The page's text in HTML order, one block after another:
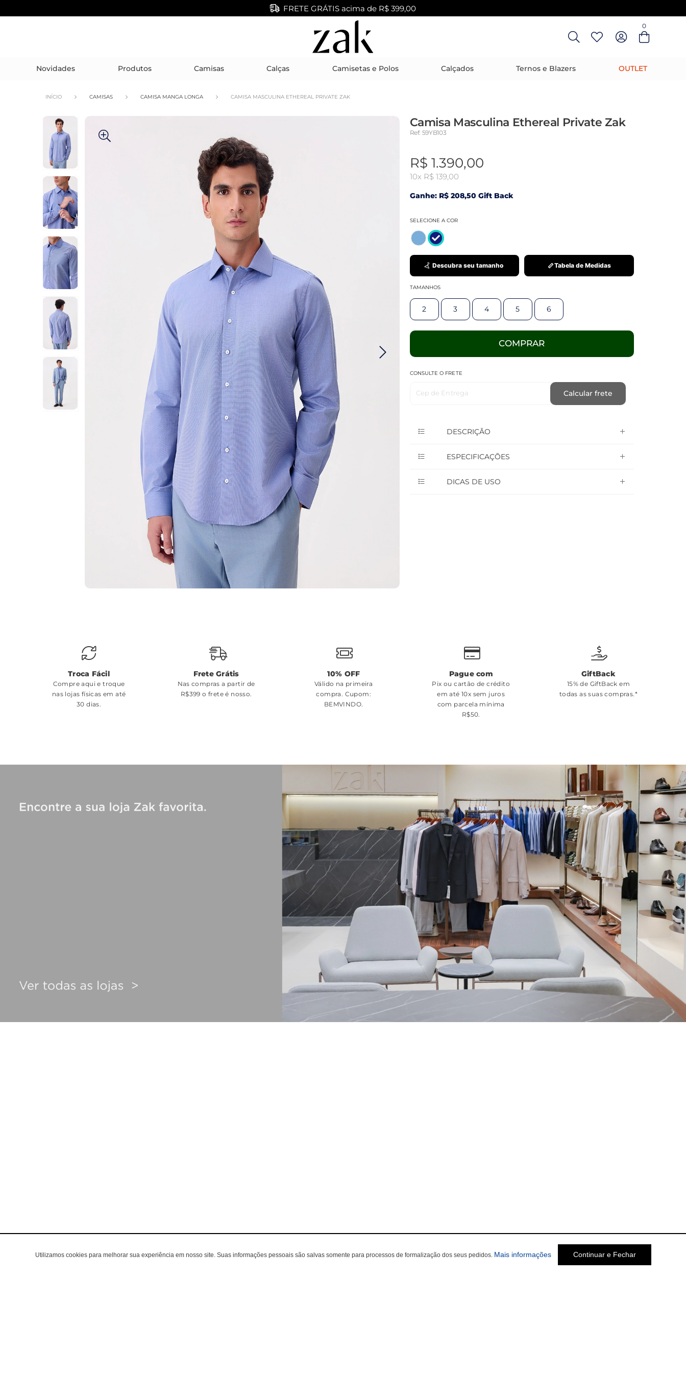
FRETE GRÁTIS acima de R$ 399,00
0
Novidades Produtos Camisas Calças Camisetas e Polos Calçados Ternos e Blazers OUTLET
INÍCIO CAMISAS CAMISA MANGA LONGA CAMISA MASCULINA ETHEREAL PRIVATE ZAK
Camisa Masculina Ethereal Private Zak
Ref: 59YB103
R$ 1.390,00
10x R$ 139,00
Ganhe: R$ 208,50 Gift Back
SELECIONE A COR
Descubra seu tamanho Tabela de Medidas
TAMANHOS
2 3 4 5 6
COMPRAR
CONSULTE O FRETE
Cep de Entrega Calcular frete
DESCRIÇÃO
ESPECIFICAÇÕES
DICAS DE USO
Troca Fácil
Compre aqui e troque
nas lojas físicas em até
30 dias.
Frete Grátis
Nas compras a partir de
R$399 o frete é nosso.
10% OFF
Válido na primeira
compra. Cupom:
BEMVINDO.
Pague com
Pix ou cartão de crédito
em até 10x sem juros
com parcela mínima
R$50.
GiftBack
15% de GiftBack em
todas as suas compras.*
Utilizamos cookies para melhorar sua experiência em nosso site. Suas informações pessoais são salvas somente para processos de formalização dos seus pedidos. Mais informações Continuar e Fechar